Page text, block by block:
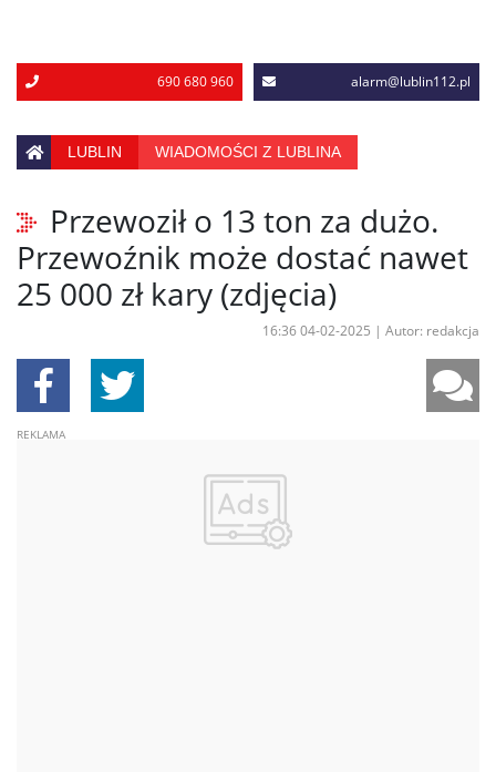
690 680 960 alarm@lublin112.pl
LUBLIN WIADOMOŚCI Z LUBLINA
Przewoził o 13 ton za dużo.
Przewoźnik może dostać nawet
25 000 zł kary (zdjęcia)
16:36 04-02-2025 | Autor: redakcja